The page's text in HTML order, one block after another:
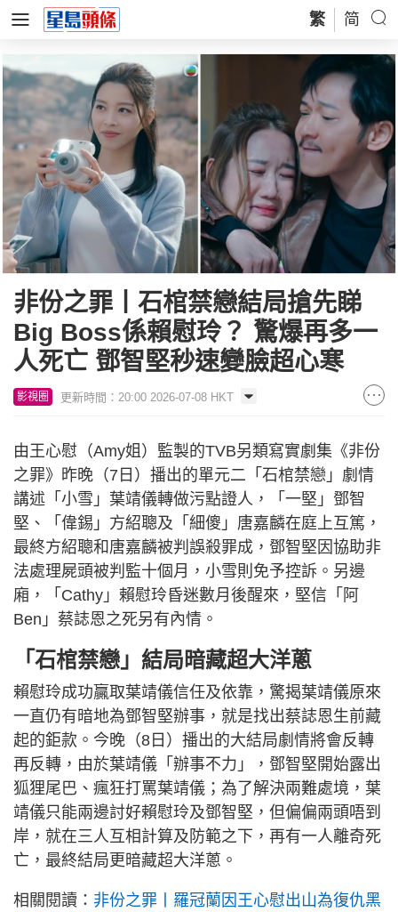
繁 简
非份之罪丨石棺禁戀結局搶先睇
Big Boss係賴慰玲？ 驚爆再多一
人死亡 鄧智堅秒速變臉超心寒
影視圈 更新時間：20:00 2026-07-08 HKT
由王心慰（Amy姐）監製的TVB另類寫實劇集《非份
之罪》昨晚（7日）播出的單元二「石棺禁戀」劇情
講述「小雪」葉靖儀轉做污點證人，「一堅」鄧智
堅、「偉錫」方紹聰及「細傻」唐嘉麟在庭上互篤，
最終方紹聰和唐嘉麟被判誤殺罪成，鄧智堅因協助非
法處理屍頭被判監十個月，小雪則免予控訴。另邊
廂，「Cathy」賴慰玲昏迷數月後醒來，堅信「阿
Ben」蔡誌恩之死另有內情。
「石棺禁戀」結局暗藏超大洋蔥
賴慰玲成功贏取葉靖儀信任及依靠，驚揭葉靖儀原來
一直仍有暗地為鄧智堅辦事，就是找出蔡誌恩生前藏
起的鉅款。今晚（8日）播出的大結局劇情將會反轉
再反轉，由於葉靖儀「辦事不力」，鄧智堅開始露出
狐狸尾巴、瘋狂打罵葉靖儀；為了解決兩難處境，葉
靖儀只能兩邊討好賴慰玲及鄧智堅，但偏偏兩頭唔到
岸，就在三人互相計算及防範之下，再有一人離奇死
亡，最終結局更暗藏超大洋蔥。
相關閱讀： 非份之罪丨羅冠蘭因王心慰出山為復仇黑